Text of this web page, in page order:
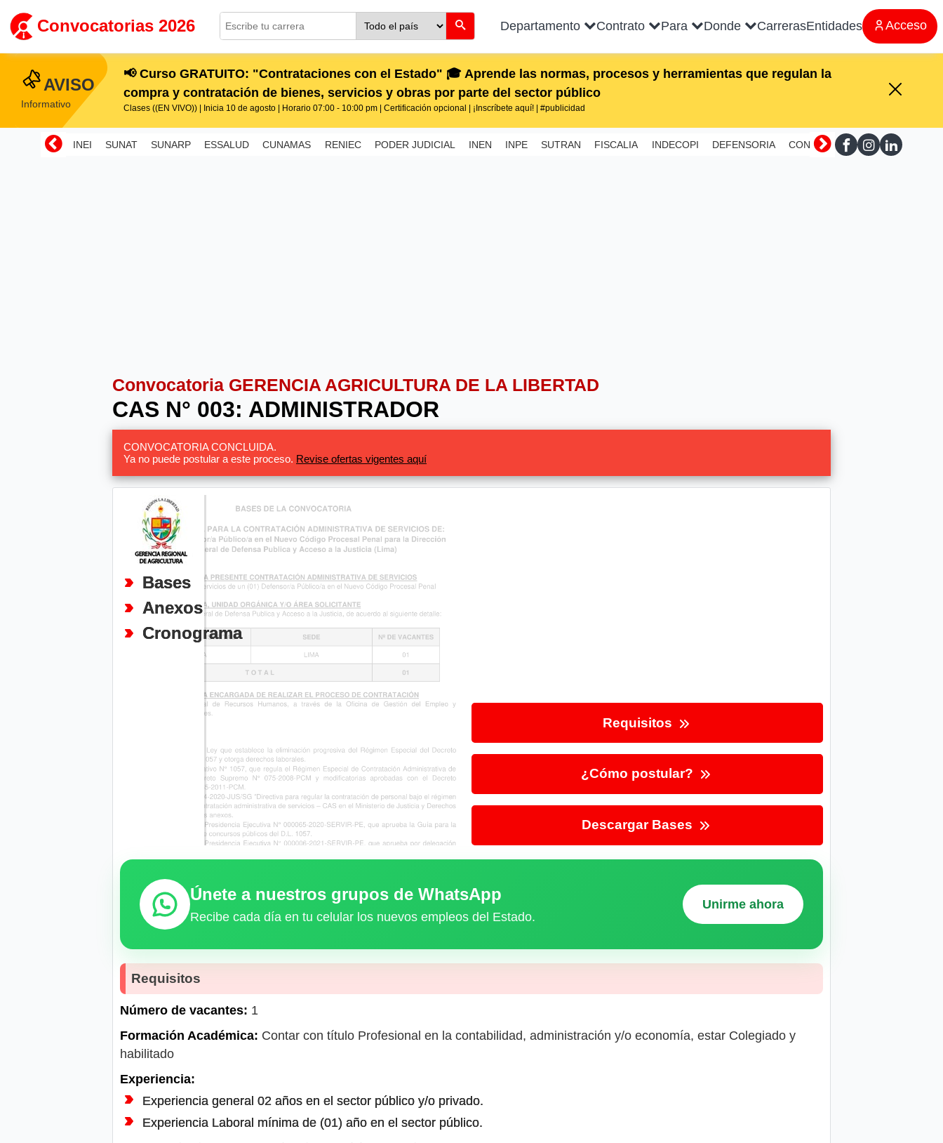
Convocatorias 2026 Departamento Contrato Para Donde CarrerasEntidades Acceso
AVISO
Informativo
📢 Curso GRATUITO: "Contrataciones con el Estado" 🎓 Aprende las normas, procesos y herramientas que regulan la
compra y contratación de bienes, servicios y obras por parte del sector público
Clases ((EN VIVO)) | Inicia 10 de agosto | Horario 07:00 - 10:00 pm | Certificación opcional | ¡Inscríbete aquí! | #publicidad
INEI SUNAT SUNARP ESSALUD CUNAMAS RENIEC PODER JUDICIAL INEN INPE SUTRAN FISCALIA INDECOPI DEFENSORIA CONTRALORIA SUNAFIL
Convocatoria GERENCIA AGRICULTURA DE LA LIBERTAD
CAS N° 003: ADMINISTRADOR
CONVOCATORIA CONCLUIDA.
Ya no puede postular a este proceso. Revise ofertas vigentes aquí
Bases
Anexos
Cronograma
Requisitos
¿Cómo postular?
Descargar Bases
Únete a nuestros grupos de WhatsApp
Recibe cada día en tu celular los nuevos empleos del Estado.
Unirme ahora
Requisitos
Número de vacantes: 1
Formación Académica: Contar con título Profesional en la contabilidad, administración y/o economía, estar Colegiado y
habilitado
Experiencia:
Experiencia general 02 años en el sector público y/o privado.
Experiencia Laboral mínima de (01) año en el sector público.